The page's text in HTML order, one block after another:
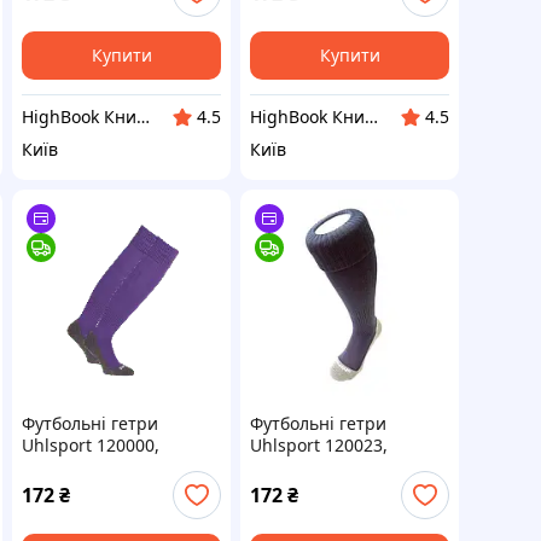
Купити
HighBook Книжкова крамниця
4.5
Київ
Купити
HighBook Книжкова крамниця
4.5
Київ
Футбольні гетри
Uhlsport 120000,
(фіолетові) DC
172₴
Футбольні гетри
Uhlsport 120023,
розмір 33-36 (темно-
сині) DC
172₴